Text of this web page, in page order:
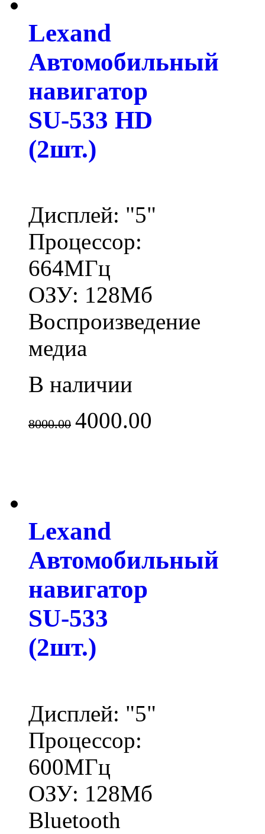
Lexand
Автомобильный
навигатор
SU-533 HD
(2шт.)
Дисплей: "5"
Процессор:
664МГц
ОЗУ: 128Мб
Воспроизведение
медиа
В наличии
8000.00 4000.00
Lexand
Автомобильный
навигатор
SU-533
(2шт.)
Дисплей: "5"
Процессор:
600МГц
ОЗУ: 128Мб
Bluetooth